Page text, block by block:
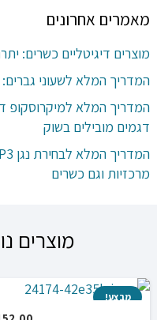
מאמרים אחרונים
מוצרים דיגיטליים כשרים:
המדריך המלא לשעוני גברים:
המדריך המלא למיקרוסקופ
דגמים מובילים בשוק
מרכזיות וגם כשרים
מוצרים
מבצע!